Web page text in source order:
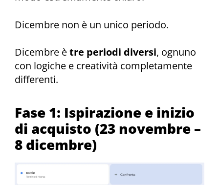
Dicembre non è un unico periodo.
Dicembre ètre periodi diversi, ognuno
con logiche e creatività completamente
differenti.
Fase 1: Ispirazione e inizio
di acquisto (23 novembre –
8 dicembre)